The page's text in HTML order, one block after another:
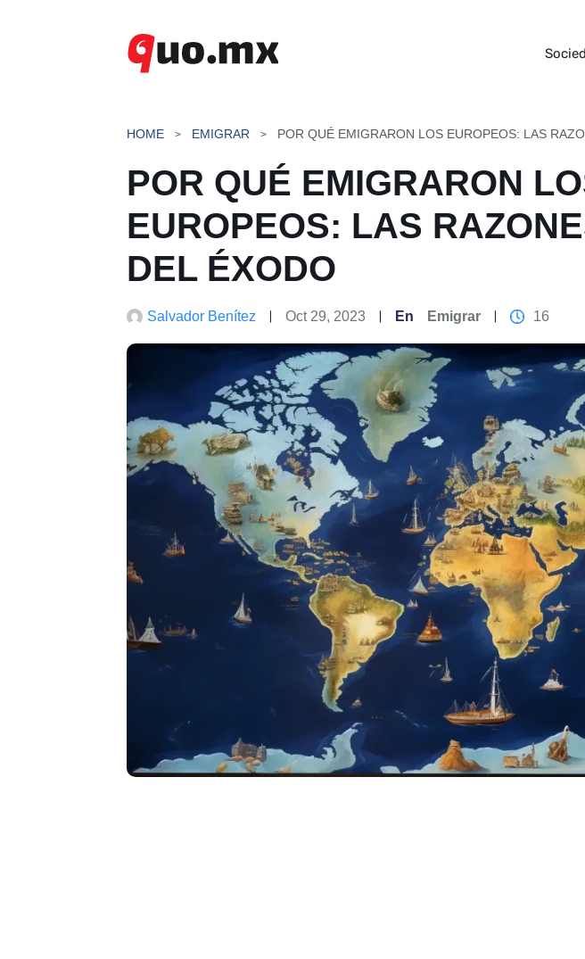
HOME EMIGRAR
POR QUÉ EMIGRARON
EUROPEOS: LAS
DEL ÉXODO
Salvador Benítez Oct 29, 2023 En Emigrar 16